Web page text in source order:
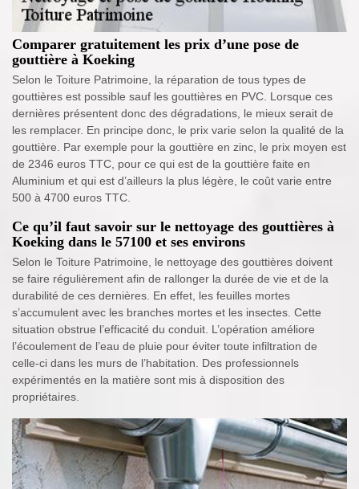
Comparer gratuitement les prix d’une pose de
gouttière à Koeking
Selon le Toiture Patrimoine, la réparation de tous types de
gouttières est possible sauf les gouttières en PVC. Lorsque ces
dernières présentent donc des dégradations, le mieux serait de
les remplacer. En principe donc, le prix varie selon la qualité de la
gouttière. Par exemple pour la gouttière en zinc, le prix moyen est
de 2346 euros TTC, pour ce qui est de la gouttière faite en
Aluminium et qui est d’ailleurs la plus légère, le coût varie entre
500 à 4700 euros TTC.
Ce qu’il faut savoir sur le nettoyage des gouttières à
Koeking dans le 57100 et ses environs
Selon le Toiture Patrimoine, le nettoyage des gouttières doivent
se faire régulièrement afin de rallonger la durée de vie et de la
durabilité de ces dernières. En effet, les feuilles mortes
s’accumulent avec les branches mortes et les insectes. Cette
situation obstrue l’efficacité du conduit. L’opération améliore
l’écoulement de l’eau de pluie pour éviter toute infiltration de
celle-ci dans les murs de l’habitation. Des professionnels
expérimentés en la matière sont mis à disposition des
propriétaires.